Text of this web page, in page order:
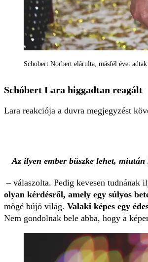
Schobert Norbert elárulta, másfél évet
Schóbert Lara higgadtan reagált
Lara reakciója a duvra megjegyzést
Az ilyen ember büszke lehet,
– válaszolta. Pedig kevesen tudnának
olyan kérdésről, amely egy súlyos
mögé bújó világ. Valaki képes egy
Nem gondolnak bele abba, hogy a